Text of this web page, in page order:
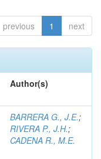
previous 1 next
Author(s)
BARRERA G., J.E.;
RIVERA P., J.H.;
CADENA R., M.E.